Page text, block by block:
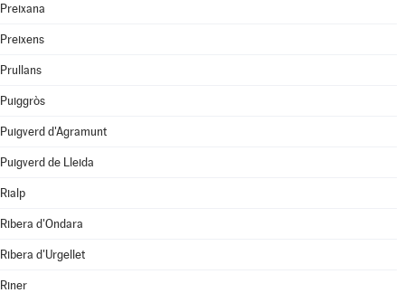
Preixana
Preixens
Prullans
Puiggròs
Puigverd d'Agramunt
Puigverd de Lleida
Rialp
Ribera d'Ondara
Ribera d'Urgellet
Riner